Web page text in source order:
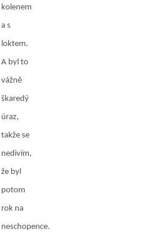
kolenem
a s
loktem.
A byl to
vážně
škaredý
úraz,
takže se
nedivím,
že byl
potom
rok na
neschopence.